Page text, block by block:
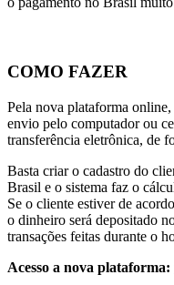
COMO FAZER
Pela nova plataforma
envio pelo computador ou
transferência eletrônica, de
Basta criar o cadastro do
Brasil e o sistema faz o
Se o cliente estiver de
o dinheiro será depositado
transações feitas durante o
Acesso a nova plataforma: